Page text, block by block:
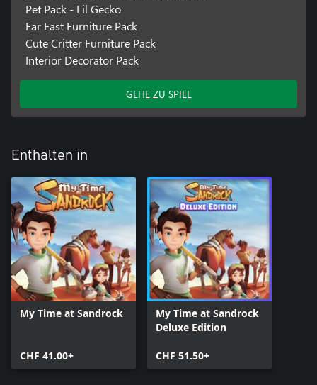
Pet Pack - Lil Gecko
Far East Furniture Pack
Cute Critter Furniture Pack
Interior Decorator Pack
GEHE ZU SPIEL
Enthalten in
My Time at Sandrock
CHF 41.00+
My Time at Sandrock
Deluxe Edition
CHF 51.50+